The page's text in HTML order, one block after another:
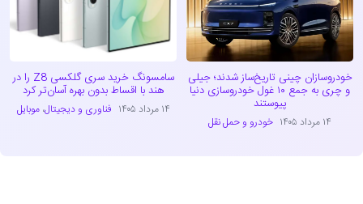
خودروسازان چینی تاریخ‌ساز شدند؛ جیلی
و چری به جمع ۱۰ غول خودروسازی دنیا
پیوستند
۱۴ مرداد ۱۴۰۵ خودرو و حمل نقل
سامسونگ خرید سری گلکسی Z8 را در
هند با اقساط بدون بهره آسان‌تر کرد
۱۴ مرداد ۱۴۰۵ فناوری و دیجیتال،موبایل